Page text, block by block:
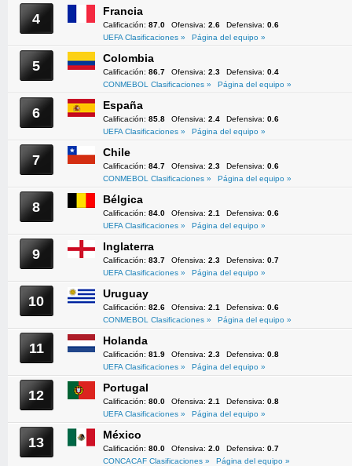
4 Francia
Calificación: 87.0 Ofensiva: 2.6 Defensiva: 0.6
UEFA Clasificaciones »
Página del equipo »
5 Colombia
Calificación: 86.7 Ofensiva: 2.3 Defensiva: 0.4
CONMEBOL Clasificaciones »
Página del equipo »
6 España
Calificación: 85.8 Ofensiva: 2.4 Defensiva: 0.6
UEFA Clasificaciones »
Página del equipo »
7 Chile
Calificación: 84.7 Ofensiva: 2.3 Defensiva: 0.6
CONMEBOL Clasificaciones »
Página del equipo »
8 Bélgica
Calificación: 84.0 Ofensiva: 2.1 Defensiva: 0.6
UEFA Clasificaciones »
Página del equipo »
9 Inglaterra
Calificación: 83.7 Ofensiva: 2.3 Defensiva: 0.7
UEFA Clasificaciones »
Página del equipo »
10 Uruguay
Calificación: 82.6 Ofensiva: 2.1 Defensiva: 0.6
CONMEBOL Clasificaciones »
Página del equipo »
11 Holanda
Calificación: 81.9 Ofensiva: 2.3 Defensiva: 0.8
UEFA Clasificaciones »
Página del equipo »
12 Portugal
Calificación: 80.0 Ofensiva: 2.1 Defensiva: 0.8
UEFA Clasificaciones »
Página del equipo »
13 México
Calificación: 80.0 Ofensiva: 2.0 Defensiva: 0.7
CONCACAF Clasificaciones »
Página del equipo »